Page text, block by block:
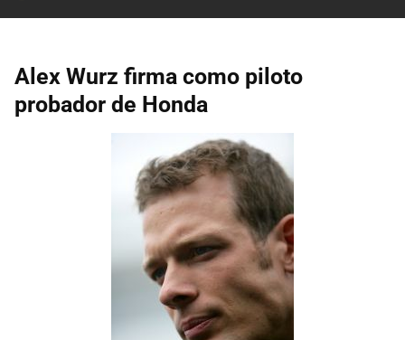
Alex Wurz firma como piloto
probador de Honda